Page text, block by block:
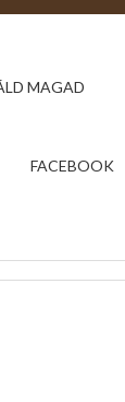
MAGAD
FACEBOOK